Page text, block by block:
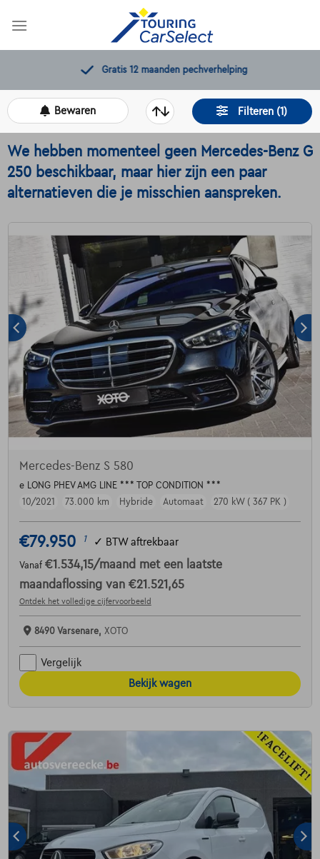
Gratis 12 maanden pechverhelping
Filteren (1)
Bewaren
We hebben momenteel geen Mercedes-Benz G
250 beschikbaar, maar hier zijn een paar
alternatieven die je misschien aanspreken.
Mercedes-Benz S 580
e LONG PHEV AMG LINE *** TOP CONDITION ***
10/2021
73.000 km Hybride Automaat 270 kW ( 367 PK )
€79.950 1 ✓ BTW aftrekbaar
Vanaf €1.534,15/maand met een laatste
maandaflossing van €21.521,65
Ontdek het volledige cijfervoorbeeld
8490 Varsenare, XOTO
Vergelijk
Bekijk wagen